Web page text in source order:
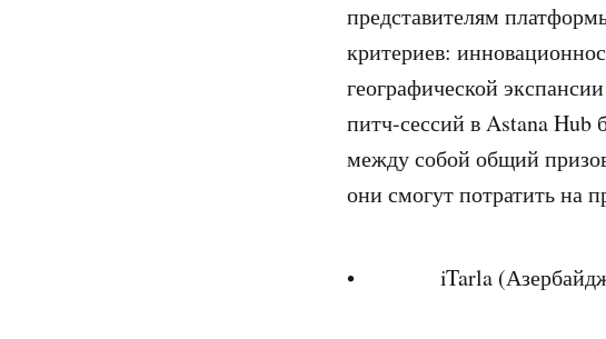
представителям
критериев:
географической
питч-сессий в Astana
между собой общий
они смогут потратить на
• iTarla